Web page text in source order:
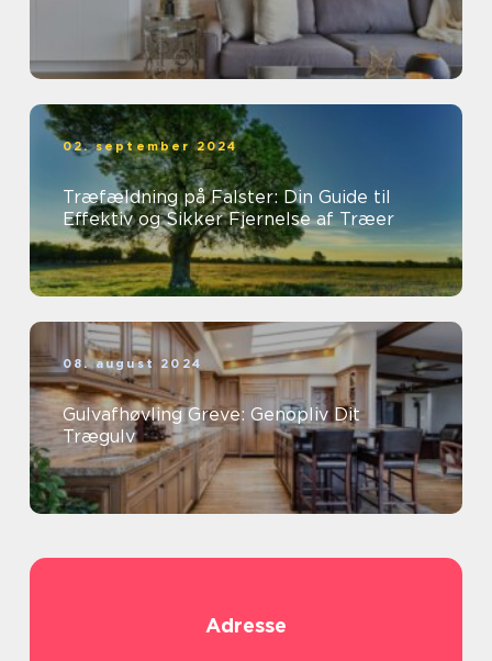
02. september 2024
Træfældning på Falster: Din Guide til
Effektiv og Sikker Fjernelse af Træer
08. august 2024
Gulvafhøvling Greve: Genopliv Dit
Trægulv
Adresse